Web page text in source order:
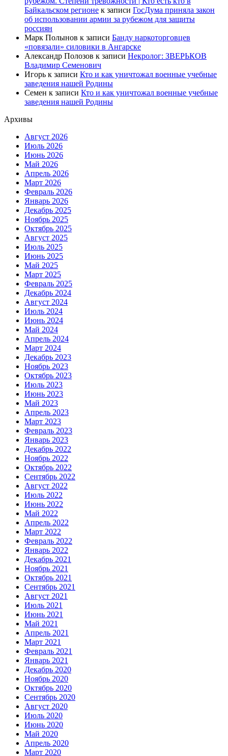
Байкальском регионе к записи ГосДума приняла закон
об использовании армии за рубежом для защиты
россиян
Марк Полынов к записи Банду наркоторговцев
«повязали» силовики в Ангарске
Александр Полозов к записи Некролог: ЗВЕРЬКОВ
Владимир Семенович
Игорь к записи Кто и как уничтожал военные учебные
заведения нашей Родины
Семен к записи Кто и как уничтожал военные учебные
заведения нашей Родины
Архивы
Август 2026
Июль 2026
Июнь 2026
Май 2026
Апрель 2026
Март 2026
Февраль 2026
Январь 2026
Декабрь 2025
Ноябрь 2025
Октябрь 2025
Август 2025
Июль 2025
Июнь 2025
Май 2025
Март 2025
Февраль 2025
Декабрь 2024
Август 2024
Июль 2024
Июнь 2024
Май 2024
Апрель 2024
Март 2024
Декабрь 2023
Ноябрь 2023
Октябрь 2023
Июль 2023
Июнь 2023
Май 2023
Апрель 2023
Март 2023
Февраль 2023
Январь 2023
Декабрь 2022
Ноябрь 2022
Октябрь 2022
Сентябрь 2022
Август 2022
Июль 2022
Июнь 2022
Май 2022
Апрель 2022
Март 2022
Февраль 2022
Январь 2022
Декабрь 2021
Ноябрь 2021
Октябрь 2021
Сентябрь 2021
Август 2021
Июль 2021
Июнь 2021
Май 2021
Апрель 2021
Март 2021
Февраль 2021
Январь 2021
Декабрь 2020
Ноябрь 2020
Октябрь 2020
Сентябрь 2020
Август 2020
Июль 2020
Июнь 2020
Май 2020
Апрель 2020
Март 2020